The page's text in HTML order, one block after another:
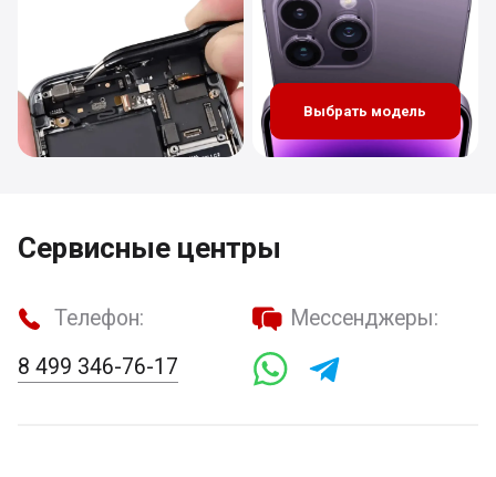
Выбрать модель
Сервисные центры
Телефон:
8 499 346-76-17
Мессенджеры: